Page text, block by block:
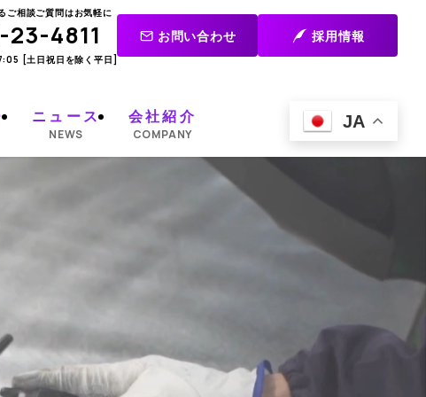
ニュース
NEWS
会社紹介
COMPANY
JA
ご相談ご質問はお気軽に
23-4811
[土日祝日を除く平日]
お問い合わせ 採用情報